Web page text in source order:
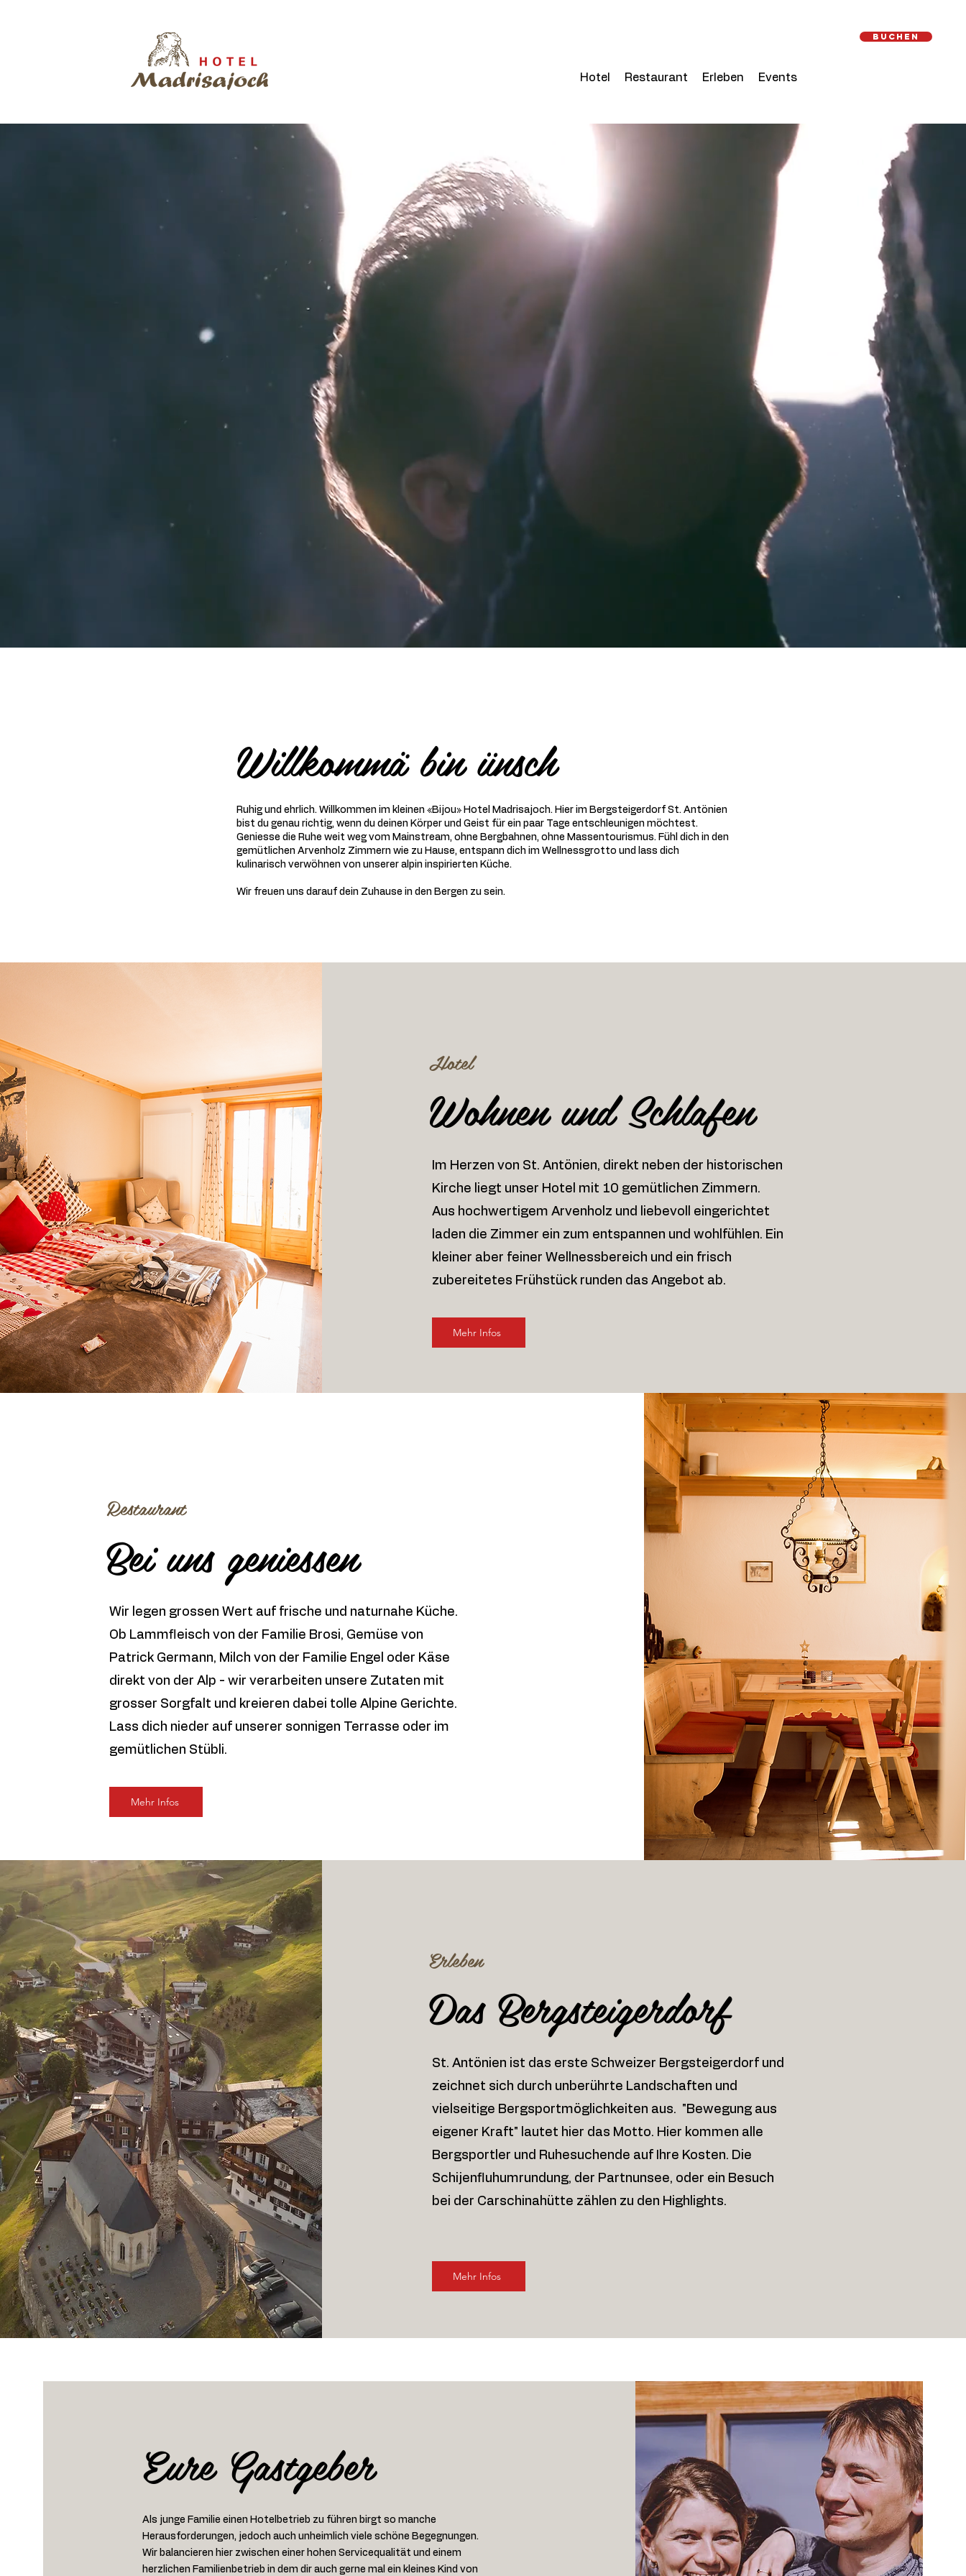
Buchen
Hotel Restaurant Erleben Events
Willkommä bin ünsch
Ruhig und ehrlich. Willkommen im kleinen «Bijou» Hotel Madrisajoch. Hier im Bergsteigerdorf St. Antönien
bist du genau richtig, wenn du deinen Körper und Geist für ein paar Tage entschleunigen möchtest.
Geniesse die Ruhe weit weg vom Mainstream, ohne Bergbahnen, ohne Massentourismus. Fühl dich in den
gemütlichen Arvenholz Zimmern wie zu Hause, entspann dich im Wellnessgrotto und lass dich
kulinarisch verwöhnen von unserer alpin inspirierten Küche.
Wir freuen uns darauf dein Zuhause in den Bergen zu sein.
Hotel
Wohnen und Schlafen
Im Herzen von St. Antönien, direkt neben der historischen
Kirche liegt unser Hotel mit 10 gemütlichen Zimmern.
Aus hochwertigem Arvenholz und liebevoll eingerichtet
laden die Zimmer ein zum entspannen und wohlfühlen. Ein
kleiner aber feiner Wellnessbereich und ein frisch
zubereitetes Frühstück runden das Angebot ab.
Mehr Infos
Restaurant
Bei uns geniessen
Wir legen grossen Wert auf frische und naturnahe Küche.
Ob Lammfleisch von der Familie Brosi, Gemüse von
Patrick Germann, Milch von der Familie Engel oder Käse
direkt von der Alp - wir verarbeiten unsere Zutaten mit
grosser Sorgfalt und kreieren dabei tolle Alpine Gerichte.
Lass dich nieder auf unserer sonnigen Terrasse oder im
gemütlichen Stübli.
Mehr Infos
Erleben
Das Bergsteigerdorf
St. Antönien ist das erste Schweizer Bergsteigerdorf und
zeichnet sich durch unberührte Landschaften und
vielseitige Bergsportmöglichkeiten aus. "Bewegung aus
eigener Kraft" lautet hier das Motto. Hier kommen alle
Bergsportler und Ruhesuchende auf Ihre Kosten. Die
Schijenfluhumrundung, der Partnunsee, oder ein Besuch
bei der Carschinahütte zählen zu den Highlights.
Mehr Infos
Eure Gastgeber
Als junge Familie einen Hotelbetrieb zu führen birgt so manche
Herausforderungen, jedoch auch unheimlich viele schöne Begegnungen.
Wir balancieren hier zwischen einer hohen Servicequalität und einem
herzlichen Familienbetrieb in dem dir auch gerne mal ein kleines Kind von